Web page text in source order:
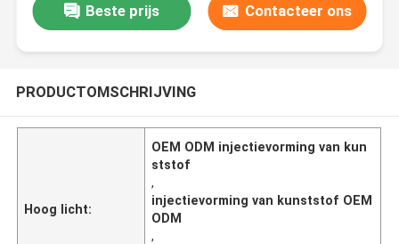
Beste prijs Contacteer ons
PRODUCTOMSCHRIJVING
Hoog licht:
OEM ODM injectievorming van kun
ststof
,
injectievorming van kunststof OEM
ODM
,